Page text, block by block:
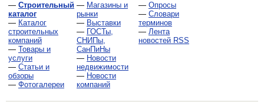
— Строительный
каталог
— Каталог
строительных
компаний
— Товары и
услуги
— Статьи и
обзоры
— Фотогалереи
— Магазины и
рынки
— Выставки
— ГОСТы,
СНИПы,
СанПиНы
— Новости
недвижимости
— Новости
компаний
— Опросы
— Словари
терминов
— Лента
новостей RSS